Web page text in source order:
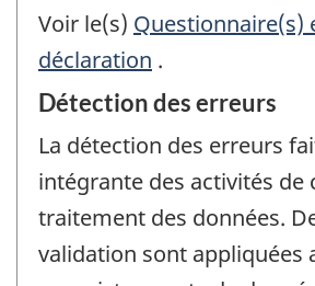
Voir le(s) Questionnaire(s)
déclaration .
Détection des erreurs
La détection des erreurs
intégrante des activités de
traitement des données.
validation sont appliquées